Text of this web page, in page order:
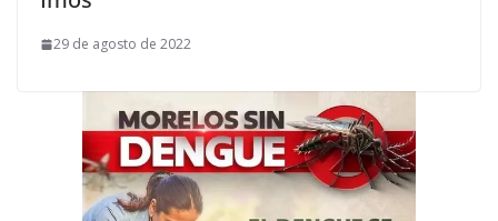
29 de agosto de 2022